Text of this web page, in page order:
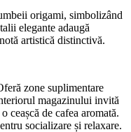
origami, simbolizând
elegante adaugă
artistică distinctivă.
zone suplimentare
magazinului invită
ceașcă de cafea aromată.
socializare și relaxare.